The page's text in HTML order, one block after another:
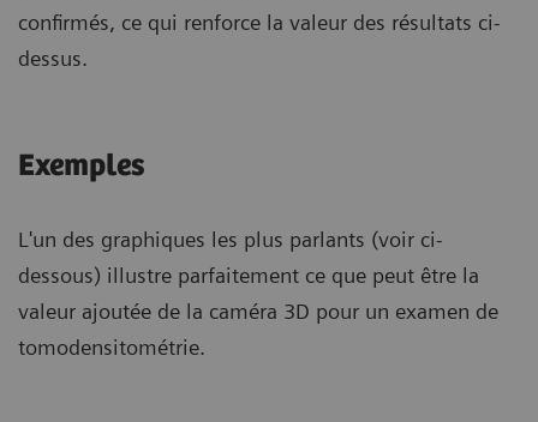
confirmés, ce qui renforce la valeur des résultats ci-
dessus.
Exemples
L'un des graphiques les plus parlants (voir ci-
dessous) illustre parfaitement ce que peut être la
valeur ajoutée de la caméra 3D pour un examen de
tomodensitométrie.